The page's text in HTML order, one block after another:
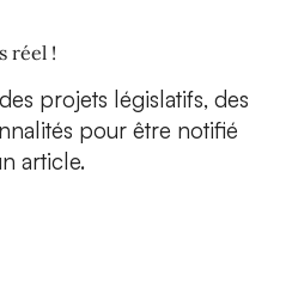
réel !
projets législatifs, des
pour être notifié
article.